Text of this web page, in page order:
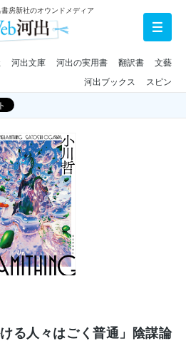
房新社のオウンドメディア
河出文庫 河出の実用書 翻訳書
文藝
河出ブックス
スピン
る人々はごく普通」陰謀論